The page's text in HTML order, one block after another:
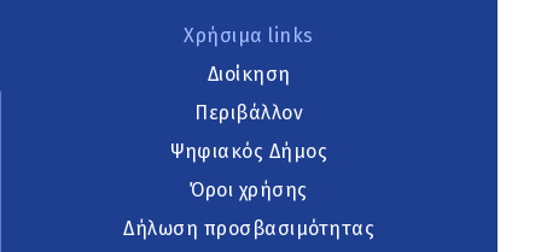
Χρήσιμα links
Διοίκηση
Περιβάλλον
Ψηφιακός Δήμος
Όροι χρήσης
Δήλωση προσβασιμότητας